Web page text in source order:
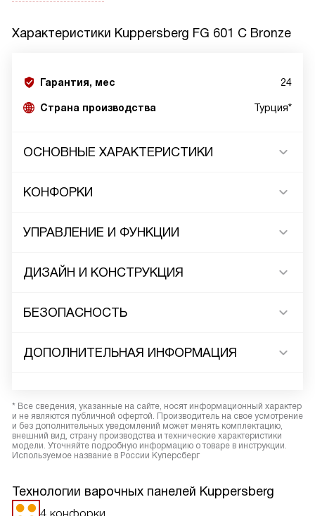
Характеристики Kuppersberg FG 601 C Bronze
Гарантия, мес 24
Страна производства Турция*
ОСНОВНЫЕ ХАРАКТЕРИСТИКИ
КОНФОРКИ
УПРАВЛЕНИЕ И ФУНКЦИИ
ДИЗАЙН И КОНСТРУКЦИЯ
БЕЗОПАСНОСТЬ
ДОПОЛНИТЕЛЬНАЯ ИНФОРМАЦИЯ
* Все сведения, указанные на сайте, носят информационный характер
и не являются публичной офертой. Производитель на свое усмотрение
и без дополнительных уведомлений может менять комплектацию,
внешний вид, страну производства и технические характеристики
модели. Уточняйте подробную информацию о товаре в инструкции.
Используемое название в России Куперсберг
Технологии варочных панелей Kuppersberg